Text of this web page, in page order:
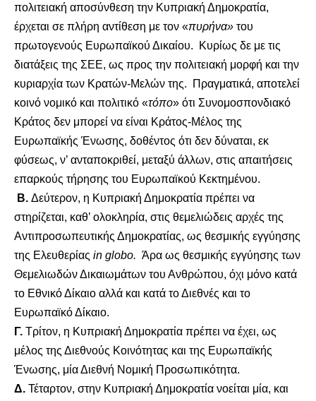
πολιτειακή αποσύνθεση την Κυπριακή Δημοκρατία,
έρχεται σε πλήρη αντίθεση με τον «πυρήνα» του
πρωτογενούς Ευρωπαϊκού Δικαίου. Κυρίως δε με τις
διατάξεις της ΣΕΕ, ως προς την πολιτειακή μορφή και την
κυριαρχία των Κρατών-Μελών της. Πραγματικά, αποτελεί
κοινό νομικό και πολιτικό «τόπο» ότι Συνομοσπονδιακό
Κράτος δεν μπορεί να είναι Κράτος-Μέλος της
Ευρωπαϊκής Ένωσης, δοθέντος ότι δεν δύναται, εκ
φύσεως, ν’ ανταποκριθεί, μεταξύ άλλων, στις απαιτήσεις
επαρκούς τήρησης του Ευρωπαϊκού Κεκτημένου.
Β. Δεύτερον, η Κυπριακή Δημοκρατία πρέπει να
στηρίζεται, καθ’ ολοκληρία, στις θεμελιώδεις αρχές της
Αντιπροσωπευτικής Δημοκρατίας, ως θεσμικής εγγύησης
της Ελευθερίας in globo. Άρα ως θεσμικής εγγύησης των
Θεμελιωδών Δικαιωμάτων του Ανθρώπου, όχι μόνο κατά
το Εθνικό Δίκαιο αλλά και κατά το Διεθνές και το
Ευρωπαϊκό Δίκαιο.
Γ. Τρίτον, η Κυπριακή Δημοκρατία πρέπει να έχει, ως
μέλος της Διεθνούς Κοινότητας και της Ευρωπαϊκής
Ένωσης, μία Διεθνή Νομική Προσωπικότητα.
Δ. Τέταρτον, στην Κυπριακή Δημοκρατία νοείται μία, και